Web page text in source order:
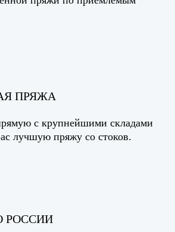
ПРЯЖА
с крупнейшими складами
лучшую пряжу со стоков.
РОССИИ